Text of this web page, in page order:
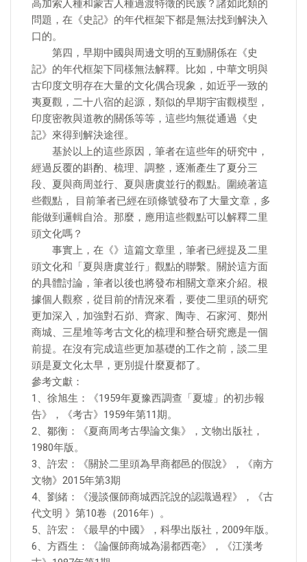
高加索人種和蒙古人種過渡特徵的民族？諸如此類的
問題，在《史記》的年代框架下都是無法找到解決入
口的。
第四，早期中國與周邊文明的互動關係在《史
記》的年代框架下同樣無法解釋。比如，中華文明與
古印度文明存在大量的文化偶合現象，如近乎一致的
夷夏觀，二十八宿的起源，類似的早期宇宙觀模型，
印度密教與道教的關係等等，這些均無從通過《史
記》來得到解決途徑。
基於以上的這些原因，筆者在這些年的研究中，
經過反覆的斟酌、梳理、調整，逐漸產生了夏分三
段、夏與商周並行、夏與唐虞並行的觀點。圍繞著這
些觀點， 目前筆者已經在頭條號發布了大量文章，多
能做到邏輯自洽。那麼，應用這些觀點可以解釋二里
頭文化嗎？
事實上，在《》這篇文章里，筆者已經提及二里
頭文化和「夏與唐虞並行」觀點的聯繫。關於這方面
的具體討論，筆者以後也將發布相關文章來介紹。根
據個人觀察，從目前的情況來看，要使二里頭的研究
更加深入，加強對石峁、齊家、陶寺、石家河、鄭州
商城、三星堆等考古文化的梳理和整合研究應是一個
前提。在沒有完成這些更加基礎的工作之前，談二里
頭是夏文化太早，更別提什麼夏都了。
參考文獻：
1、徐旭生：《1959年夏豫西調查「夏墟」的初步報
告》，《考古》1959年第11期。
2、鄒衡：《夏商周考古學論文集》，文物出版社，
1980年版。
3、許宏：《關於二里頭為早商都邑的假說》，《南方
文物》2015年第3期
4、劉緒：《漫談偃師商城西詫說的認識過程》，《古
代文明 》第10卷（2016年）。
5、許宏：《最早的中國》，科學出版社，2009年版。
6、方酉生：《論偃師商城為湯都西亳》，《江漢考